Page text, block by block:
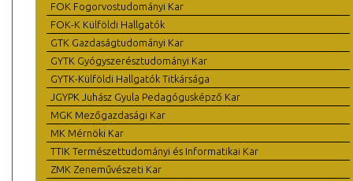
FOK Fogorvostudományi Kar
FOK-K Külföldi Hallgatók
GTK Gazdaságtudományi Kar
GYTK Gyógyszerésztudományi Kar
GYTK-Külföldi Hallgatók Titkársága
JGYPK Juhász Gyula Pedagógusképző Kar
MGK Mezőgazdasági Kar
MK Mérnöki Kar
TTIK Természettudományi és Informatikai Kar
ZMK Zeneművészeti Kar